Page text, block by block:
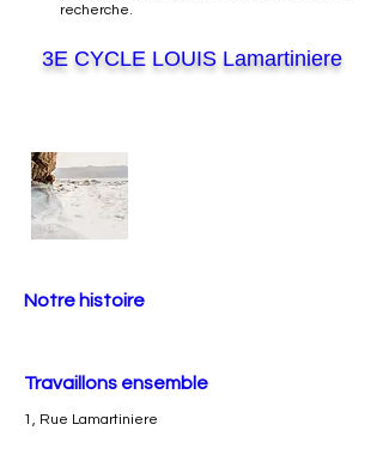
recherche.
3E CYCLE LOUIS Lamartiniere
Notre histoire
Travaillons ensemble
1, Rue Lamartiniere